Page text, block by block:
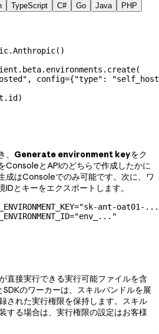
TypeScript C# Go Java
PHP
, config={"type" :
Generate environment keyをク
ConsoleとAPIのどちらで作成したかに
成はConsoleでのみ可能です。次に、ワ
IDとキーをエクスポートします。
="sk-ant-oat01-
="env_..."
直接実行できる実行可能ファイルを含
のワーカーは、スキルバンドルを展
された実行権限を保持します。スキル
する場合は、実行権限の設定はお客様